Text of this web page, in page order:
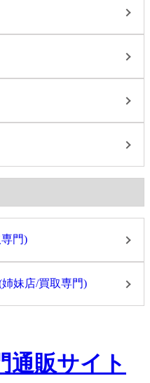
門)
妹店/買取専門)